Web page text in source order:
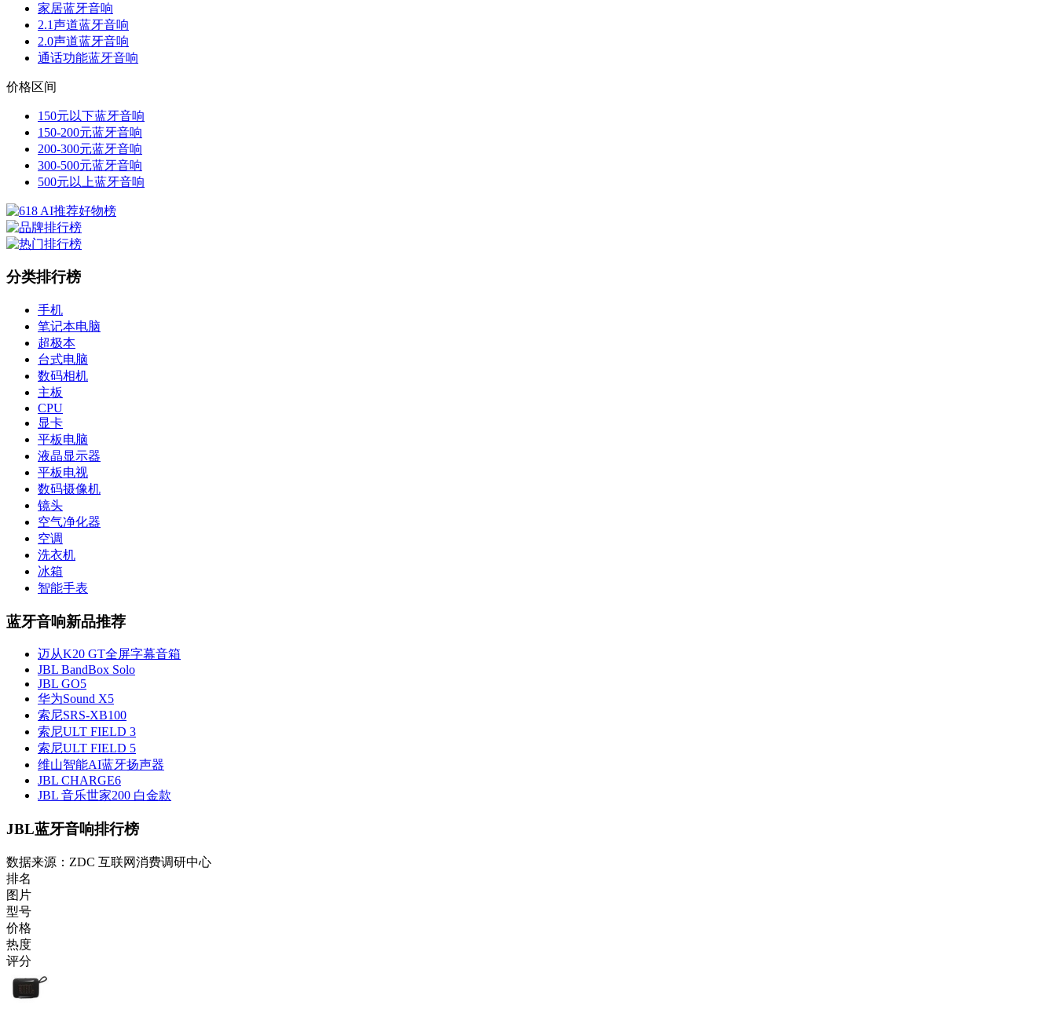
家居蓝牙音响
2.1声道蓝牙音响
2.0声道蓝牙音响
通话功能蓝牙音响
价格区间
150元以下蓝牙音响
150-200元蓝牙音响
200-300元蓝牙音响
300-500元蓝牙音响
500元以上蓝牙音响
分类排行榜
手机
笔记本电脑
超极本
台式电脑
数码相机
主板
CPU
显卡
平板电脑
液晶显示器
平板电视
数码摄像机
镜头
空气净化器
空调
洗衣机
冰箱
智能手表
蓝牙音响新品推荐
迈从K20 GT全屏字幕音箱
JBL BandBox Solo
JBL GO5
华为Sound X5
索尼SRS-XB100
索尼ULT FIELD 3
索尼ULT FIELD 5
维山智能AI蓝牙扬声器
JBL CHARGE6
JBL 音乐世家200 白金款
JBL蓝牙音响排行榜
数据来源：ZDC 互联网消费调研中心
排名
图片
型号
价格
热度
评分